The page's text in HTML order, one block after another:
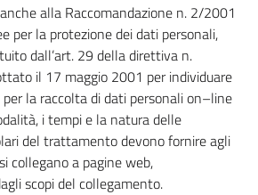
alla Raccomandazione n. 2/2001
per la protezione dei dati personali,
dall’art. 29 della direttiva n.
il 17 maggio 2001 per individuare
la raccolta di dati personali on–line
i tempi e la natura delle
del trattamento devono fornire agli
collegano a pagine web,
scopi del collegamento.